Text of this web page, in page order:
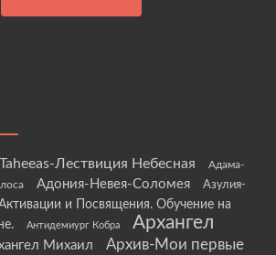
Taheeas-Лествиция Небесная
Адама-
Адония-Невея-Соломея
Азулия-
и Посвящения. Обучение на
Антидемиург Кобра
Архангел
Михаил
Архив-Мои первые